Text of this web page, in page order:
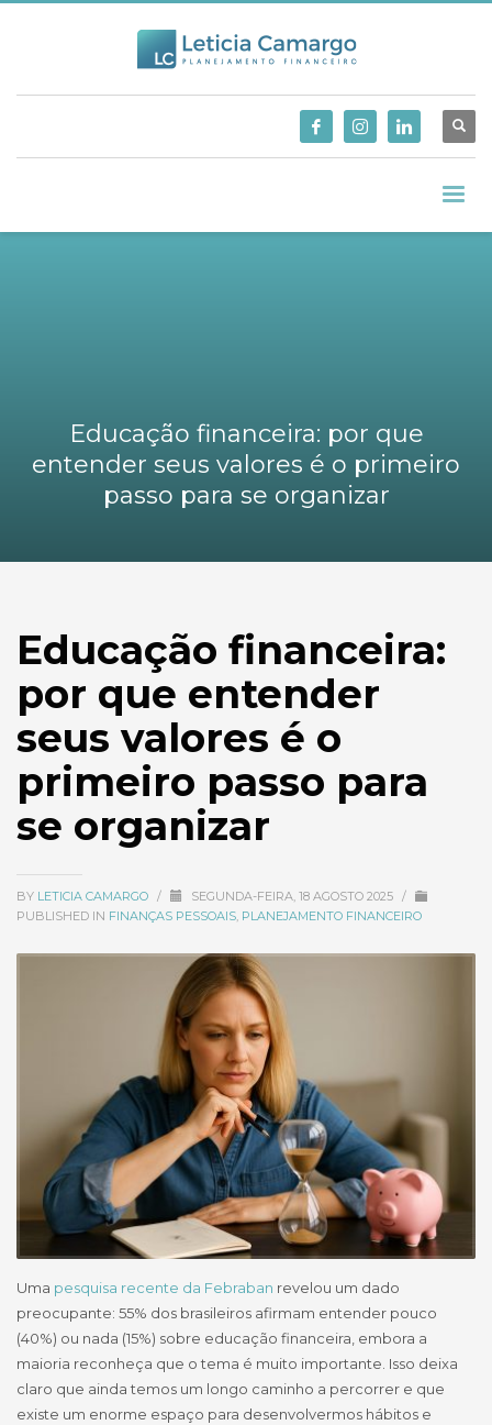
Educação financeira: por que
entender seus valores é o primeiro
passo para se organizar
Educação financeira:
por que entender
seus valores é o
primeiro passo para
se organizar
BY LETICIA CAMARGO / SEGUNDA-FEIRA, 18 AGOSTO 2025 /
PUBLISHED IN FINANÇAS PESSOAIS PLANEJAMENTO FINANCEIRO
Uma pesquisa recente da Febraban revelou um dado
preocupante: 55% dos brasileiros afirmam entender pouco
(40%) ou nada (15%) sobre educação financeira, embora a
maioria reconheça que o tema é muito importante. Isso deixa
claro que ainda temos um longo caminho a percorrer e que
existe um enorme espaço para desenvolvermos hábitos e